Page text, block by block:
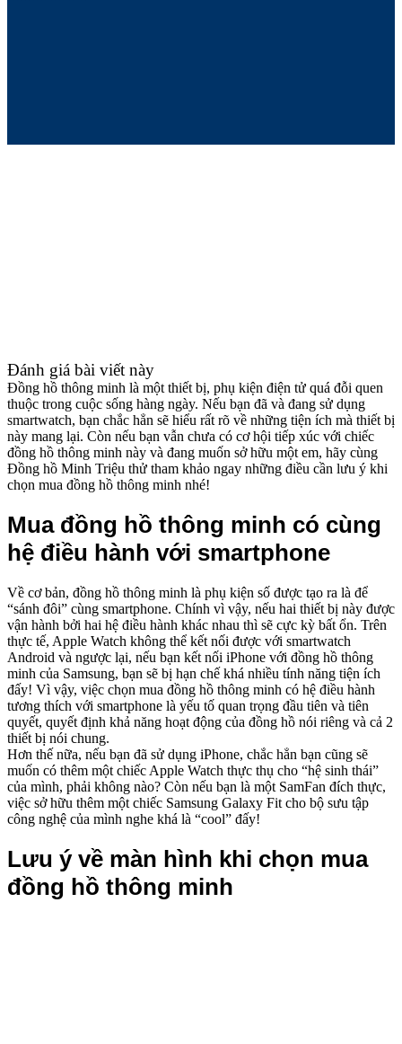
Đánh giá bài viết này
Đồng hồ thông minh là một thiết bị, phụ kiện điện tử quá đỗi quen
thuộc trong cuộc sống hàng ngày. Nếu bạn đã và đang sử dụng
smartwatch, bạn chắc hẳn sẽ hiểu rất rõ về những tiện ích mà thiết bị
này mang lại. Còn nếu bạn vẫn chưa có cơ hội tiếp xúc với chiếc
đồng hồ thông minh này và đang muốn sở hữu một em, hãy cùng
Đồng hồ Minh Triệu thử tham khảo ngay những điều cần lưu ý khi
chọn mua đồng hồ thông minh nhé!
Mua đồng hồ thông minh có cùng
hệ điều hành với smartphone
Về cơ bản, đồng hồ thông minh là phụ kiện số được tạo ra là để
“sánh đôi” cùng smartphone. Chính vì vậy, nếu hai thiết bị này được
vận hành bởi hai hệ điều hành khác nhau thì sẽ cực kỳ bất ổn. Trên
thực tế, Apple Watch không thể kết nối được với smartwatch
Android và ngược lại, nếu bạn kết nối iPhone với đồng hồ thông
minh của Samsung, bạn sẽ bị hạn chế khá nhiều tính năng tiện ích
đấy! Vì vậy, việc chọn mua đồng hồ thông minh có hệ điều hành
tương thích với smartphone là yếu tố quan trọng đầu tiên và tiên
quyết, quyết định khả năng hoạt động của đồng hồ nói riêng và cả 2
thiết bị nói chung.
Hơn thế nữa, nếu bạn đã sử dụng iPhone, chắc hẳn bạn cũng sẽ
muốn có thêm một chiếc Apple Watch thực thụ cho “hệ sinh thái”
của mình, phải không nào? Còn nếu bạn là một SamFan đích thực,
việc sở hữu thêm một chiếc Samsung Galaxy Fit cho bộ sưu tập
công nghệ của mình nghe khá là “cool” đấy!
Lưu ý về màn hình khi chọn mua
đồng hồ thông minh